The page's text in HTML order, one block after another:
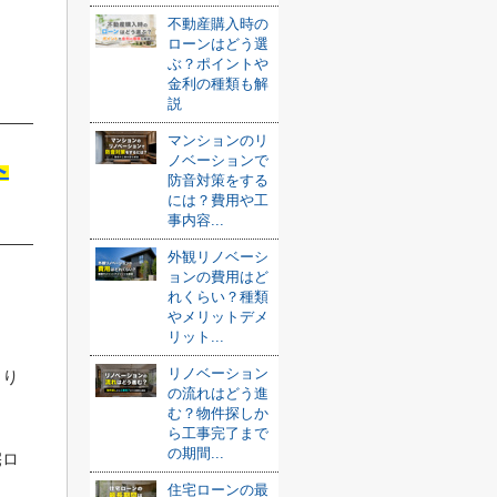
不動産購入時の
ローンはどう選
ぶ？ポイントや
金利の種類も解
説
マンションのリ
ノベーションで
防音対策をする
には？費用や工
事内容...
外観リノベーシ
ョンの費用はど
れくらい？種類
やメリットデメ
リット...
リノベーション
の流れはどう進
む？物件探しか
ら工事完了まで
の期間...
住宅ローンの最